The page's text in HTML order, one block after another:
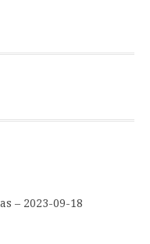
– 2023-09-18